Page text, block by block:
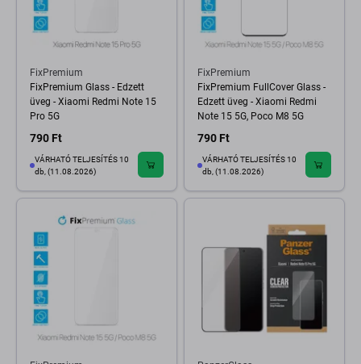
FixPremium
FixPremium Glass - Edzett
üveg - Xiaomi Redmi Note 15
Pro 5G
790 Ft
VÁRHATÓ TELJESÍTÉS 10
db, (11.08.2026)
FixPremium
FixPremium FullCover Glass -
Edzett üveg - Xiaomi Redmi
Note 15 5G, Poco M8 5G
790 Ft
VÁRHATÓ TELJESÍTÉS 10
db, (11.08.2026)